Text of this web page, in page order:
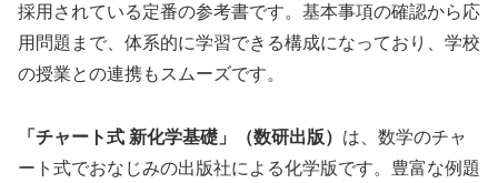
採用されている定番の参考書です。基本事項の確認から応
用問題まで、体系的に学習できる構成になっており、学校
の授業との連携もスムーズです。
「チャート式 新化学基礎」（数研出版） は、数学のチャ
ート式でおなじみの出版社による化学版です。豊富な例題